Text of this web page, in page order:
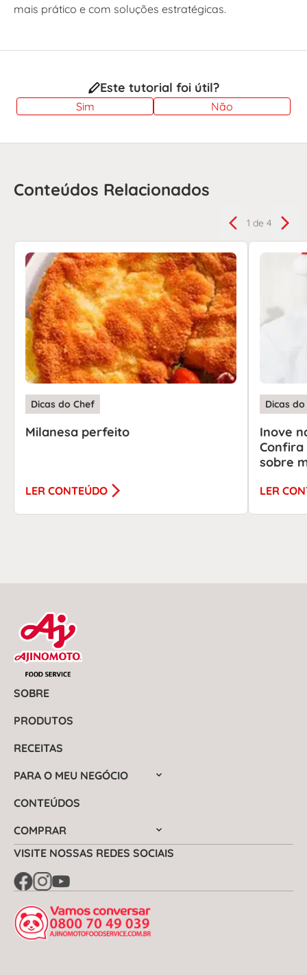
mais prático e com soluções estratégicas.
Este tutorial foi útil?
Sim Não
Conteúdos Relacionados
1 de 4
Dicas do Chef
Milanesa perfeito
LER CONTEÚDO
Dicas
Inove
Confira
sobre
LER
SOBRE
PRODUTOS
RECEITAS
PARA O MEU NEGÓCIO
CONTEÚDOS
COMPRAR
VISITE NOSSAS REDES SOCIAIS